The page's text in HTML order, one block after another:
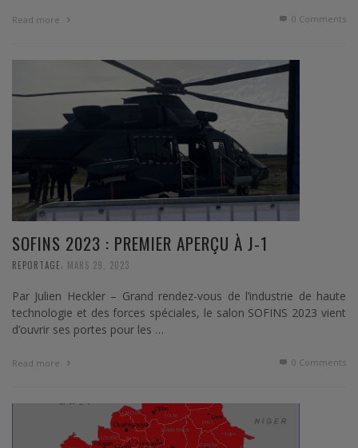
Read more 0 Comments
SOFINS 2023 : PREMIER APERÇU À J-1
REPORTAGE MARS 29, 2023
Par Julien Heckler – Grand rendez-vous de l’industrie de haute
technologie et des forces spéciales, le salon SOFINS 2023 vient
d’ouvrir ses portes pour les …
Read more 0 Comments